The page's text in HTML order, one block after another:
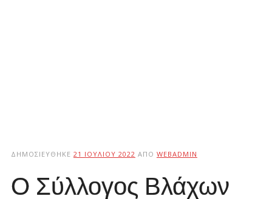
ΔΗΜΟΣΙΕΎΘΗΚΕ 21 ΙΟΥΛΊΟΥ 2022 ΑΠΌ WEBADMIN
Ο Σύλλογος Βλάχων